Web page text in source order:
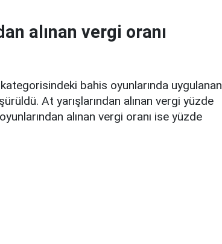
alınan vergi oranı
bahis oyunlarında uygulanan
At yarışlarından alınan vergi yüzde
alınan vergi oranı ise yüzde